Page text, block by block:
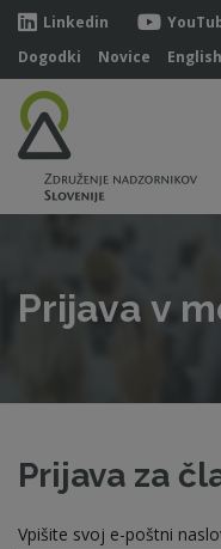
Linkedin
Dogodki
Novice English
Prijava v
Prijava za
Vpišite svoj e-poštni